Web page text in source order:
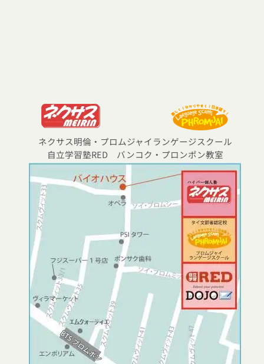
ネクサス明倫・プロムジャイランゲージスクール
自立学習塾RED バンコク・プロンポン教室